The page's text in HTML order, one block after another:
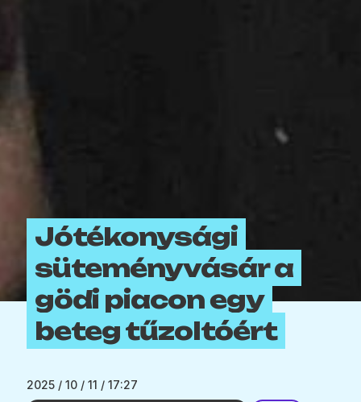
Jótékonysági
süteményvásár a
gödi piacon egy
beteg tűzoltóért
2025 / 10 / 11 / 17:27